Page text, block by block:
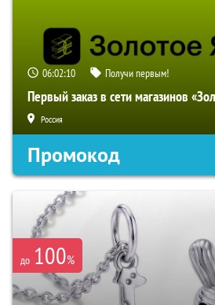
06:02:09 Получи первым!
Первый заказ в сети магазинов
Россия
Промокод
до 100%